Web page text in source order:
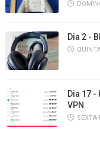
Dia 2 -
Dia 17
VPN